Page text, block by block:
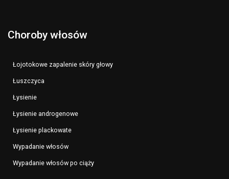
Choroby włosów
Łojotokowe zapalenie skóry głowy
Łuszczyca
Łysienie
Łysienie androgenowe
Łysienie plackowate
Wypadanie włosów
Wypadanie włosów po ciąży